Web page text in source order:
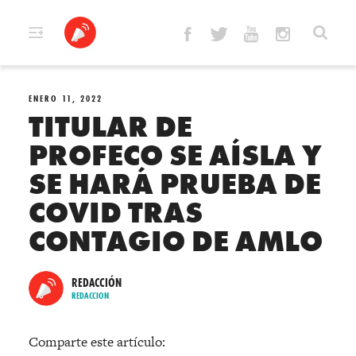
ENERO 11, 2022
TITULAR DE
PROFECO SE AÍSLA Y
SE HARÁ PRUEBA DE
COVID TRAS
CONTAGIO DE AMLO
REDACCIÓN
REDACCION
Comparte este artículo: